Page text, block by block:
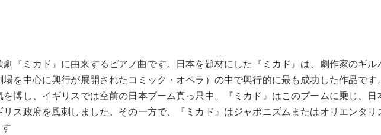
『ミカド』に由来するピアノ曲です。日本を題材にした『ミカド』は、劇作家のギ
を中心に興行が展開されたコミック・オペラ）の中で興行的に最も成功した作品で
博し、イギリスでは空前の日本ブーム真っ只中。『ミカド』はこのブームに乗じ、
ス政府を風刺しました。その一方で、『ミカド』はジャポニズムまたはオリエンタ